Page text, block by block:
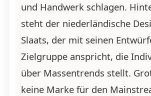
und Handwerk schlagen.
steht der niederländische
Slaats, der mit seinen
Zielgruppe anspricht, die
über Massentrends stellt.
keine Marke für den